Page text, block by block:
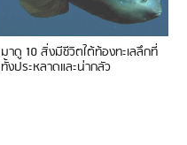
มาดู 10 สิ่งมีชีวิตใต้ท้องทะเลลึกที่
ทั้งประหลาดและน่ากลัว